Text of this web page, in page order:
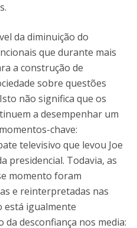
da diminuição do
que durante mais
a construção de
sobre questões
não significa que os
a desempenhar um
chave:
televisivo que levou Joe
presidencial. Todavia, as
momento foram
e reinterpretadas nas
está igualmente
desconfiança nos media: